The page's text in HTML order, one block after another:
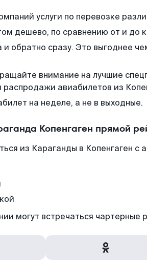
услуги по перевозке
дешево, по сравнению от и до
и обратно сразу. Это выгоднее
внимание на лучшие
распродажи авиабилетов из
на неделе, а не в выходные.
Копенгаген прямой
из Караганды в Копенгаген с
могут встречаться чартерные